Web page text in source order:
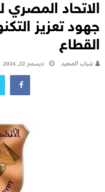
الاتحاد
جهود تعزيز
القطاع
شباب الصعيد ديسمبر 22, 2024